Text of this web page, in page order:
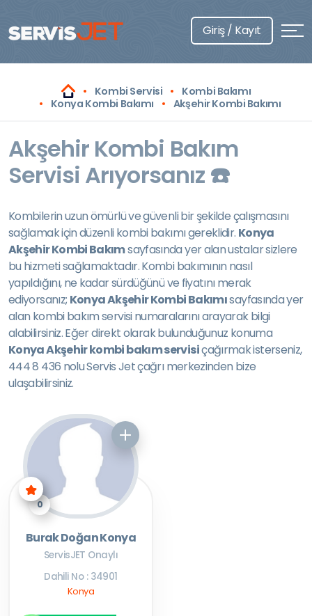
Giriş / Kayıt
Kombi Servisi
Kombi Bakımı
Konya Kombi Bakımı
Akşehir Kombi Bakımı
Akşehir Kombi Bakım
Servisi Arıyorsanız ☎️
Kombilerin uzun ömürlü ve güvenli bir şekilde çalışmasını
sağlamak için düzenli kombi bakımı gereklidir. Konya
Akşehir Kombi Bakımsayfasında yer alan ustalar sizlere
bu hizmeti sağlamaktadır. Kombi bakımının nasıl
yapıldığını, ne kadar sürdüğünü ve fiyatını merak
ediyorsanız; Konya Akşehir Kombi Bakımısayfasında yer
alan kombi bakım servisi numaralarını arayarak bilgi
alabilirsiniz. Eğer direkt olarak bulunduğunuz konuma
Konya Akşehir kombi bakım servisiçağırmak isterseniz,
444 8 436 nolu Servis Jet çağrı merkezinden bize
ulaşabilirsiniz.
0
Burak Doğan Konya
ServisJET Onaylı
Dahili No : 34901
Konya